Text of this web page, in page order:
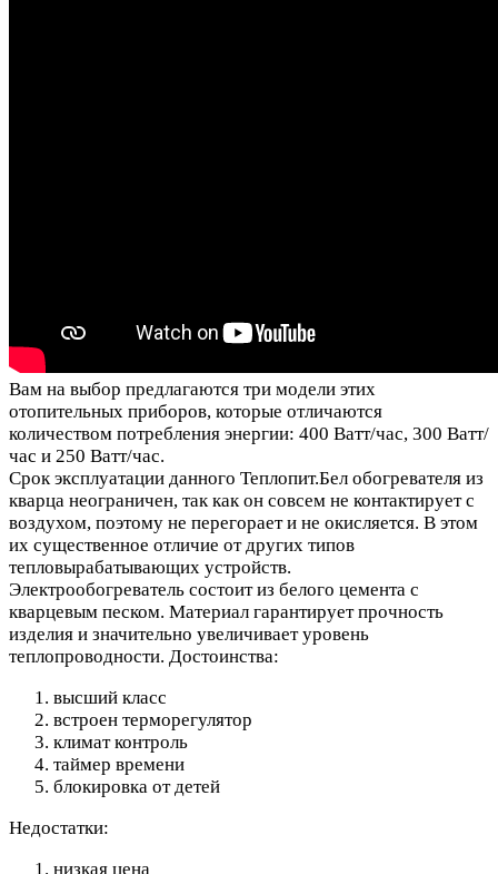
Вам на выбор предлагаются три модели этих
отопительных приборов, которые отличаются
количеством потребления энергии: 400 Ватт/час, 300 Ватт/
час и 250 Ватт/час.
Срок эксплуатации данного Теплопит.Бел обогревателя из
кварца неограничен, так как он совсем не контактирует с
воздухом, поэтому не перегорает и не окисляется. В этом
их существенное отличие от других типов
тепловырабатывающих устройств.
Электрообогреватель состоит из белого цемента с
кварцевым песком. Материал гарантирует прочность
изделия и значительно увеличивает уровень
теплопроводности. Достоинства:
высший класс
встроен терморегулятор
климат контроль
таймер времени
блокировка от детей
Недостатки:
низкая цена